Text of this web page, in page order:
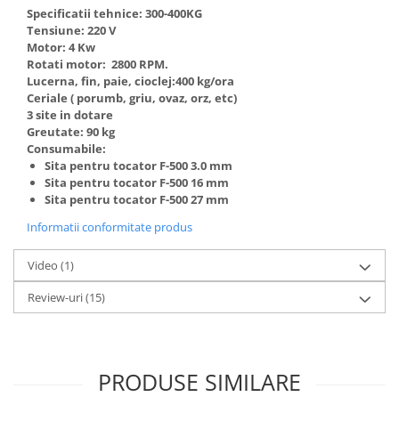
Specificatii tehnice: 300-400KG
Tensiune: 220 V
Motor: 4 Kw
Rotati motor: 2800 RPM.
Lucerna, fin, paie, cioclej:400 kg/ora
Ceriale ( porumb, griu, ovaz, orz, etc)
3 site in dotare
Greutate: 90 kg
Consumabile:
Sita pentru tocator F-500 3.0 mm
Sita pentru tocator F-500 16 mm
Sita pentru tocator F-500 27 mm
Informatii conformitate produs
Video (1)
Review-uri(15)
PRODUSE SIMILARE